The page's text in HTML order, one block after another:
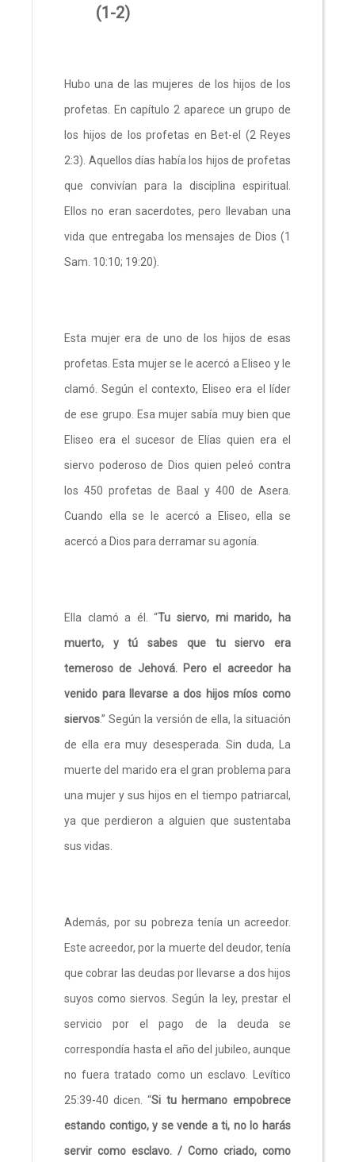
(1-2)
Hubo una de las mujeres de los hijos de los
profetas. En capítulo 2 aparece un grupo de
los hijos de los profetas en Bet-el (2 Reyes
2:3). Aquellos días había los hijos de profetas
que convivían para la disciplina espiritual.
Ellos no eran sacerdotes, pero llevaban una
vida que entregaba los mensajes de Dios (1
Sam. 10:10; 19:20).
Esta mujer era de uno de los hijos de esas
profetas. Esta mujer se le acercó a Eliseo y le
clamó. Según el contexto, Eliseo era el líder
de ese grupo. Esa mujer sabía muy bien que
Eliseo era el sucesor de Elías quien era el
siervo poderoso de Dios quien peleó contra
los 450 profetas de Baal y 400 de Asera.
Cuando ella se le acercó a Eliseo, ella se
acercó a Dios para derramar su agonía.
Ella clamó a él. “Tu siervo, mi marido, ha
muerto, y tú sabes que tu siervo era
temeroso de Jehová. Pero el acreedor ha
venido para llevarse a dos hijos míos como
siervos.” Según la versión de ella, la situación
de ella era muy desesperada. Sin duda, La
muerte del marido era el gran problema para
una mujer y sus hijos en el tiempo patriarcal,
ya que perdieron a alguien que sustentaba
sus vidas.
Además, por su pobreza tenía un acreedor.
Este acreedor, por la muerte del deudor, tenía
que cobrar las deudas por llevarse a dos hijos
suyos como siervos. Según la ley, prestar el
servicio por el pago de la deuda se
correspondía hasta el año del jubileo, aunque
no fuera tratado como un esclavo. Levítico
25:39-40 dicen. “Si tu hermano empobrece
estando contigo, y se vende a ti, no lo harás
servir como esclavo. / Como criado, como